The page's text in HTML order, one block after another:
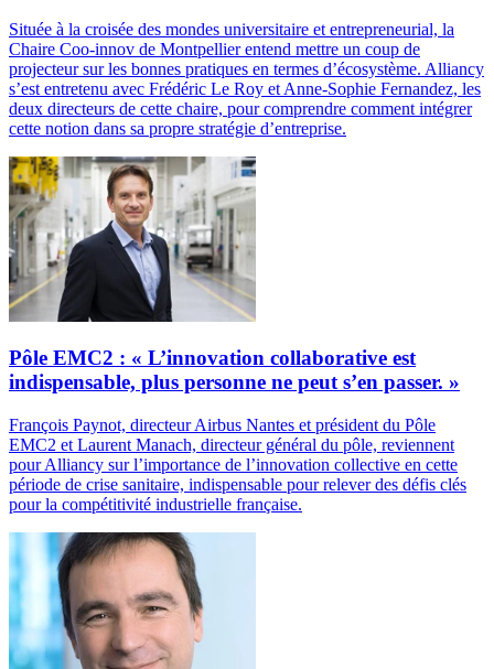
Située à la croisée des mondes universitaire et entrepreneurial, la
Chaire Coo-innov de Montpellier entend mettre un coup de
projecteur sur les bonnes pratiques en termes d’écosystème. Alliancy
s’est entretenu avec Frédéric Le Roy et Anne-Sophie Fernandez, les
deux directeurs de cette chaire, pour comprendre comment intégrer
cette notion dans sa propre stratégie d’entreprise.
Pôle EMC2 : « L’innovation collaborative est
indispensable, plus personne ne peut s’en passer. »
François Paynot, directeur Airbus Nantes et président du Pôle
EMC2 et Laurent Manach, directeur général du pôle, reviennent
pour Alliancy sur l’importance de l’innovation collective en cette
période de crise sanitaire, indispensable pour relever des défis clés
pour la compétitivité industrielle française.